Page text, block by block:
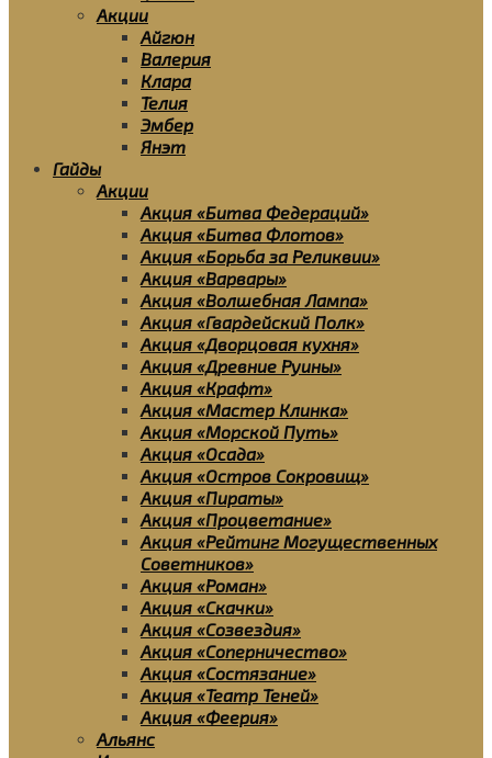
Акции
Айгюн
Валерия
Клара
Телия
Эмбер
Янэт
Гайды
Акции
Акция «Битва Федераций»
Акция «Битва Флотов»
Акция «Борьба за Реликвии»
Акция «Варвары»
Акция «Волшебная Лампа»
Акция «Гвардейский Полк»
Акция «Дворцовая кухня»
Акция «Древние Руины»
Акция «Крафт»
Акция «Мастер Клинка»
Акция «Морской Путь»
Акция «Осада»
Акция «Остров Сокровищ»
Акция «Пираты»
Акция «Процветание»
Акция «Рейтинг Могущественных
Советников»
Акция «Роман»
Акция «Скачки»
Акция «Созвездия»
Акция «Соперничество»
Акция «Состязание»
Акция «Театр Теней»
Акция «Феерия»
Альянс